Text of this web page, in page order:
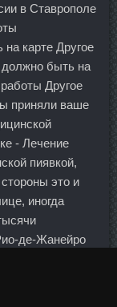
в Ставрополе
карте Другое
должно быть на
Другое
приняли ваше
- Лечение
пиявкой,
это и
иногда
де-Жанейро